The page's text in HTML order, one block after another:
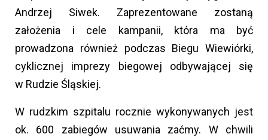
Andrzej Siwek. Zaprezentowane zostaną
założenia i cele kampanii, która ma być
prowadzona również podczas Biegu Wiewiórki,
cyklicznej imprezy biegowej odbywającej się
w Rudzie Śląskiej.
W rudzkim szpitalu rocznie wykonywanych jest
ok. 600 zabiegów usuwania zaćmy. W chwili